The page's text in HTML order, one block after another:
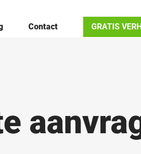
Contact GRATIS